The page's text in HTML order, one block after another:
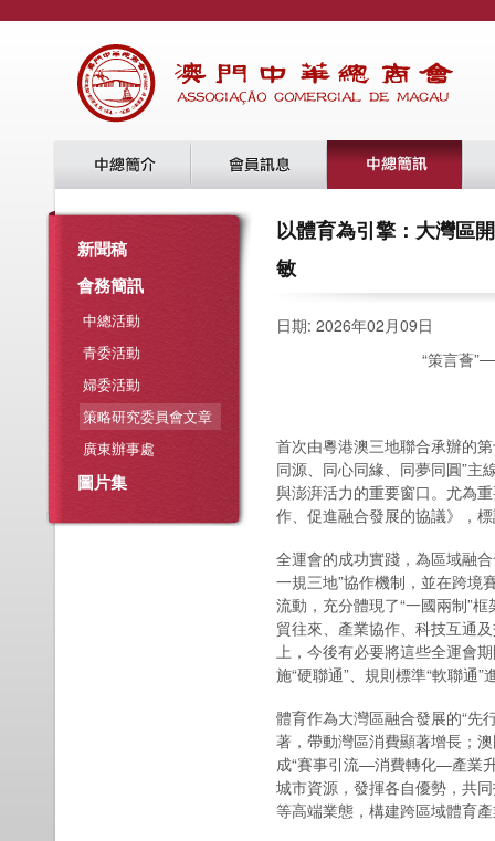
新聞稿
會務簡訊
中總活動
青委活動
婦委活動
策略研究委員會文章
廣東辦事處
圖片集
以體育為引擎：大灣區
敏
日期: 2026年02月09日
“策言薈
首次由粵港澳三地聯合承辦的
同源、同心同緣、同夢同圓”主
與澎湃活力的重要窗口。尤為
作、促進融合發展的協議》，
全運會的成功實踐，為區域融
一規三地”協作機制，並在跨境
流動，充分體現了“一國兩制”
貿往來、產業協作、科技互通
上，今後有必要將這些全運會
施“硬聯通”、規則標準“軟聯通
體育作為大灣區融合發展的“先
著，帶動灣區消費顯著增長；
成“賽事引流—消費轉化—產業
城市資源，發揮各自優勢，共
等高端業態，構建跨區域體育